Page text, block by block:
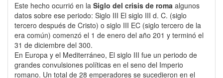
Este hecho ocurrió en la Siglo del crisis de roma algunos
datos sobre ese periodo: Siglo III El siglo III d. C. (siglo
tercero después de Cristo) o siglo III EC (siglo tercero de la
era común) comenzó el 1 de enero del año 201 y terminó el
31 de diciembre del 300.
En Europa y el Mediterráneo, El siglo III fue un periodo de
grandes convulsiones políticas en el seno del Imperio
romano. Un total de 28 emperadores se sucedieron en el